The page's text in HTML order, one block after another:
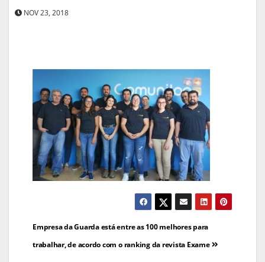
NOV 23, 2018
Navegação
de
Empresa da Guarda está entre as 100 melhores para
trabalhar, de acordo com o ranking da revista Exame